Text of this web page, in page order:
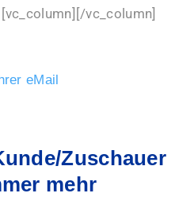
vc_column]
eMail
Zuschauer
mehr